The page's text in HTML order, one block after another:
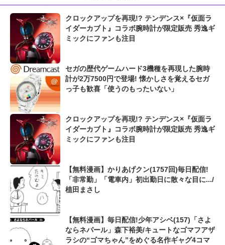
クロックアップを再現!? テンデンス×『仮面ラ
イダーカブト』コラボ腕時計が限定販売 秀逸ギ
ミックにファンも注目
セガの歴代ゲームハード3機種を再現した腕時
計が2万7500円で登場! 懐かしさを覚えるセガ
っ子も歓喜「使うのもったいない」
クロックアップを再現!? テンデンス×『仮面ラ
イダーカブト』コラボ腕時計が限定販売 秀逸ギ
ミックにファンも注目
【無料漫画】かりあげクン(1757回)毎日配信!
「非常勤」「電車内」初出勤日に散々な目に.../
植田まさし
【無料漫画】毎日配信!少年アシベ(157)「さよ
ならネパール」森下裕美/キュートなゴマフアザ
ラシの“ゴマちゃん”をめぐる名作ギャグ4コマ